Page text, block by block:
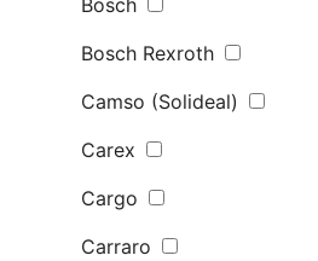
Bosch
Bosch Rexroth
Camso (Solideal)
Carex
Cargo
Carraro